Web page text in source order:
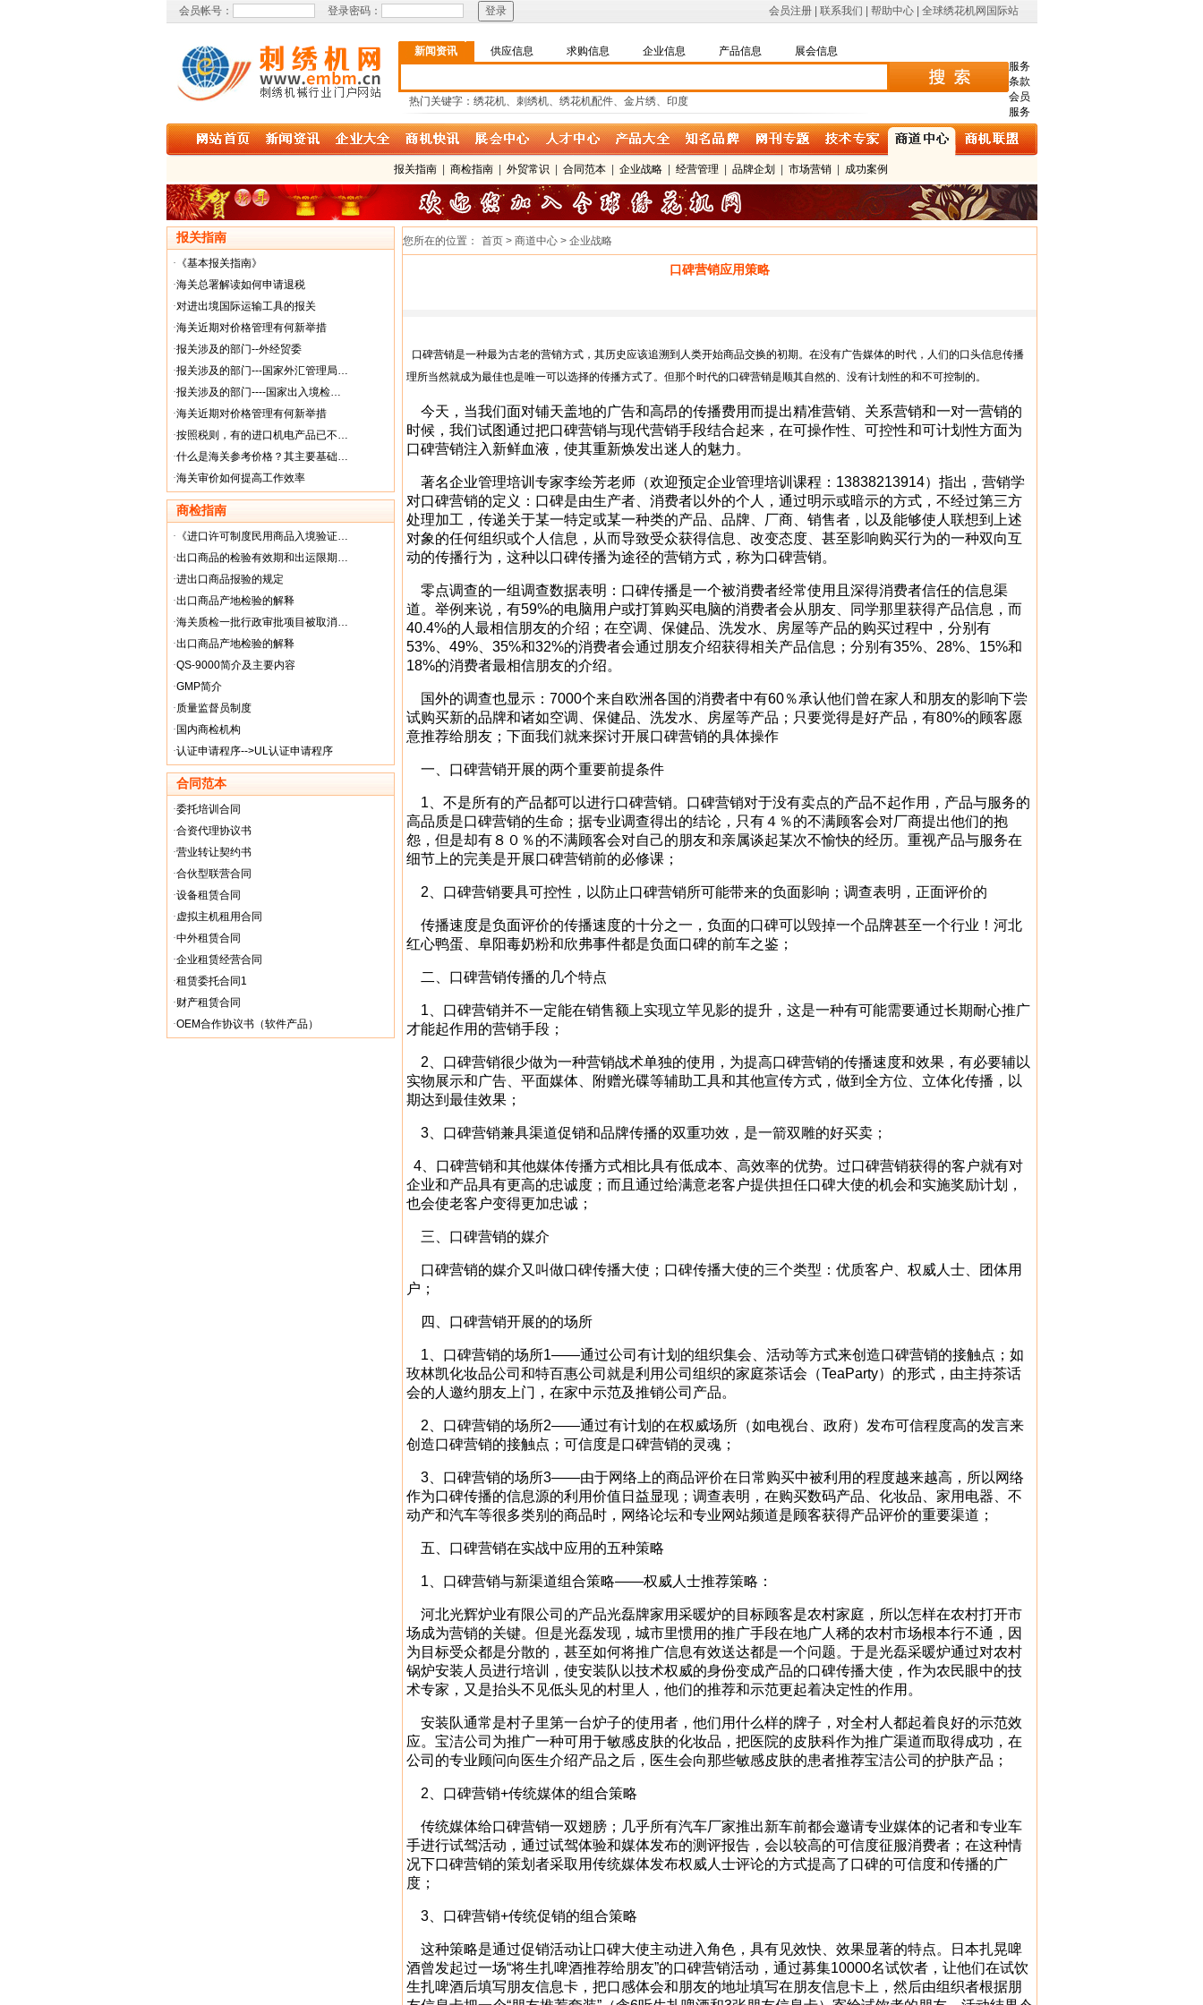
会员帐号： 登录密码： 会员注册| 联系我们 帮助中心| 全球绣花机网国际站
新闻资讯 供应信息 求购信息 企业信息 产品信息 展会信息
热门关键字：绣花机、刺绣机、绣花机配件、金片绣、印度
服务
条款
会员
服务
报关指南| 商检指南| 外贸常识 合同范本| 企业战略| 经营管理 品牌企划 市场营销| 成功案例
报关指南
· 《基本报关指南》
·海关总署解读如何申请退税
·对进出境国际运输工具的报关
·海关近期对价格管理有何新举措
·报关涉及的部门--外经贸委
·报关涉及的部门---国家外汇管理局…
·报关涉及的部门----国家出入境检…
·海关近期对价格管理有何新举措
·按照税则，有的进口机电产品已不…
·什么是海关参考价格？其主要基础…
·海关审价如何提高工作效率
商检指南
· 《进口许可制度民用商品入境验证…
·出口商品的检验有效期和出运限期…
·进出口商品报验的规定
·出口商品产地检验的解释
·海关质检一批行政审批项目被取消…
·出口商品产地检验的解释
·QS-9000简介及主要内容
·GMP简介
·质量监督员制度
· 国内商检机构
·认证申请程序-->UL认证申请程序
合同范本
·委托培训合同
·合资代理协议书
·营业转让契约书
·合伙型联营合同
·设备租赁合同
·虚拟主机租用合同
·中外租赁合同
·企业租赁经营合同
·租赁委托合同1
·财产租赁合同
·OEM合作协议书（软件产品）
您所在的位置： 首页 > 商道中心 > 企业战略
口碑营销应用策略
口碑营销是一种最为古老的营销方式，其历史应该追溯到人类开始商品交换的初期。在没有广告媒体的时代，人们的口头信息传播
理所当然就成为最佳也是唯一可以选择的传播方式了。但那个时代的口碑营销是顺其自然的、没有计划性的和不可控制的。
今天，当我们面对铺天盖地的广告和高昂的传播费用而提出精准营销、关系营销和一对一营销的
时候，我们试图通过把口碑营销与现代营销手段结合起来，在可操作性、可控性和可计划性方面为
口碑营销注入新鲜血液，使其重新焕发出迷人的魅力。
著名企业管理培训专家李绘芳老师（欢迎预定企业管理培训课程：13838213914）指出，营销学
对口碑营销的定义：口碑是由生产者、消费者以外的个人，通过明示或暗示的方式，不经过第三方
处理加工，传递关于某一特定或某一种类的产品、品牌、厂商、销售者，以及能够使人联想到上述
对象的任何组织或个人信息，从而导致受众获得信息、改变态度、甚至影响购买行为的一种双向互
动的传播行为，这种以口碑传播为途径的营销方式，称为口碑营销。
零点调查的一组调查数据表明：口碑传播是一个被消费者经常使用且深得消费者信任的信息渠
道。举例来说，有59%的电脑用户或打算购买电脑的消费者会从朋友、同学那里获得产品信息，而
40.4%的人最相信朋友的介绍；在空调、保健品、洗发水、房屋等产品的购买过程中，分别有
53%、49%、35%和32%的消费者会通过朋友介绍获得相关产品信息；分别有35%、28%、15%和
18%的消费者最相信朋友的介绍。
国外的调查也显示：7000个来自欧洲各国的消费者中有60％承认他们曾在家人和朋友的影响下尝
试购买新的品牌和诸如空调、保健品、洗发水、房屋等产品；只要觉得是好产品，有80%的顾客愿
意推荐给朋友；下面我们就来探讨开展口碑营销的具体操作
一、口碑营销开展的两个重要前提条件
1、不是所有的产品都可以进行口碑营销。口碑营销对于没有卖点的产品不起作用，产品与服务的
高品质是口碑营销的生命；据专业调查得出的结论，只有４％的不满顾客会对厂商提出他们的抱
怨，但是却有８０％的不满顾客会对自己的朋友和亲属谈起某次不愉快的经历。重视产品与服务在
细节上的完美是开展口碑营销前的必修课；
2、口碑营销要具可控性，以防止口碑营销所可能带来的负面影响；调查表明，正面评价的
传播速度是负面评价的传播速度的十分之一，负面的口碑可以毁掉一个品牌甚至一个行业！河北
红心鸭蛋、阜阳毒奶粉和欣弗事件都是负面口碑的前车之鉴；
二、口碑营销传播的几个特点
1、口碑营销并不一定能在销售额上实现立竿见影的提升，这是一种有可能需要通过长期耐心推广
才能起作用的营销手段；
2、口碑营销很少做为一种营销战术单独的使用，为提高口碑营销的传播速度和效果，有必要辅以
实物展示和广告、平面媒体、附赠光碟等辅助工具和其他宣传方式，做到全方位、立体化传播，以
期达到最佳效果；
3、口碑营销兼具渠道促销和品牌传播的双重功效，是一箭双雕的好买卖；
4、口碑营销和其他媒体传播方式相比具有低成本、高效率的优势。过口碑营销获得的客户就有对
企业和产品具有更高的忠诚度；而且通过给满意老客户提供担任口碑大使的机会和实施奖励计划，
也会使老客户变得更加忠诚；
三、口碑营销的媒介
口碑营销的媒介又叫做口碑传播大使；口碑传播大使的三个类型：优质客户、权威人士、团体用
户；
四、口碑营销开展的的场所
1、口碑营销的场所1——通过公司有计划的组织集会、活动等方式来创造口碑营销的接触点；如
玫林凯化妆品公司和特百惠公司就是利用公司组织的家庭茶话会（TeaParty）的形式，由主持茶话
会的人邀约朋友上门，在家中示范及推销公司产品。
2、口碑营销的场所2——通过有计划的在权威场所（如电视台、政府）发布可信程度高的发言来
创造口碑营销的接触点；可信度是口碑营销的灵魂；
3、口碑营销的场所3——由于网络上的商品评价在日常购买中被利用的程度越来越高，所以网络
作为口碑传播的信息源的利用价值日益显现；调查表明，在购买数码产品、化妆品、家用电器、不
动产和汽车等很多类别的商品时，网络论坛和专业网站频道是顾客获得产品评价的重要渠道；
五、口碑营销在实战中应用的五种策略
1、口碑营销与新渠道组合策略——权威人士推荐策略：
河北光辉炉业有限公司的产品光磊牌家用采暖炉的目标顾客是农村家庭，所以怎样在农村打开市
场成为营销的关键。但是光磊发现，城市里惯用的推广手段在地广人稀的农村市场根本行不通，因
为目标受众都是分散的，甚至如何将推广信息有效送达都是一个问题。于是光磊采暖炉通过对农村
锅炉安装人员进行培训，使安装队以技术权威的身份变成产品的口碑传播大使，作为农民眼中的技
术专家，又是抬头不见低头见的村里人，他们的推荐和示范更起着决定性的作用。
安装队通常是村子里第一台炉子的使用者，他们用什么样的牌子，对全村人都起着良好的示范效
应。宝洁公司为推广一种可用于敏感皮肤的化妆品，把医院的皮肤科作为推广渠道而取得成功，在
公司的专业顾问向医生介绍产品之后，医生会向那些敏感皮肤的患者推荐宝洁公司的护肤产品；
2、口碑营销+传统媒体的组合策略
传统媒体给口碑营销一双翅膀；几乎所有汽车厂家推出新车前都会邀请专业媒体的记者和专业车
手进行试驾活动，通过试驾体验和媒体发布的测评报告，会以较高的可信度征服消费者；在这种情
况下口碑营销的策划者采取用传统媒体发布权威人士评论的方式提高了口碑的可信度和传播的广
度；
3、口碑营销+传统促销的组合策略
这种策略是通过促销活动让口碑大使主动进入角色，具有见效快、效果显著的特点。日本扎晃啤
酒曾发起过一场“将生扎啤酒推荐给朋友”的口碑营销活动，通过募集10000名试饮者，让他们在试饮
生扎啤酒后填写朋友信息卡，把口感体会和朋友的地址填写在朋友信息卡上，然后由组织者根据朋